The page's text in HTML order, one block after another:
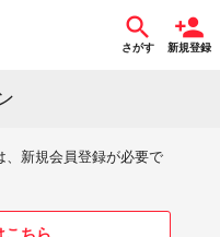
さがす 新規登録
、新規会員登録が必要で